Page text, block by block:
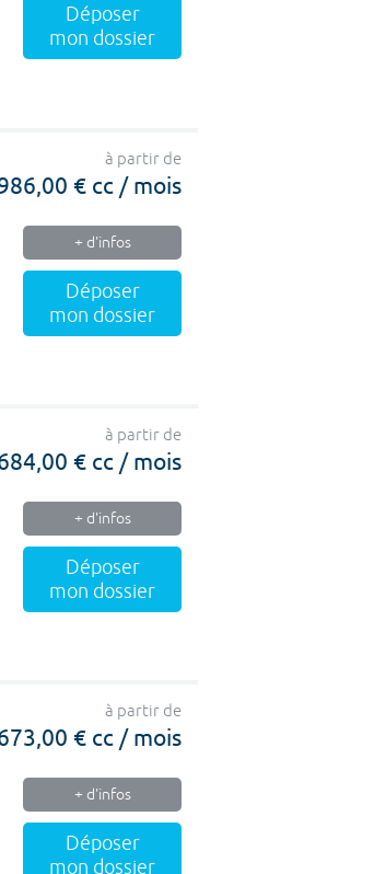
Déposer
mon dossier
à partir de
€ cc / mois
+ d'infos
Déposer
mon dossier
à partir de
€ cc / mois
+ d'infos
Déposer
mon dossier
à partir de
€ cc / mois
+ d'infos
Déposer
mon dossier